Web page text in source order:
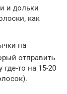
и дольки
как
на
отправить
где-то на 15-20